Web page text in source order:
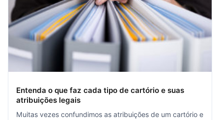
Entenda o que faz cada tipo de cartório e suas
atribuições legais
Muitas vezes confundimos as atribuições de um cartório e